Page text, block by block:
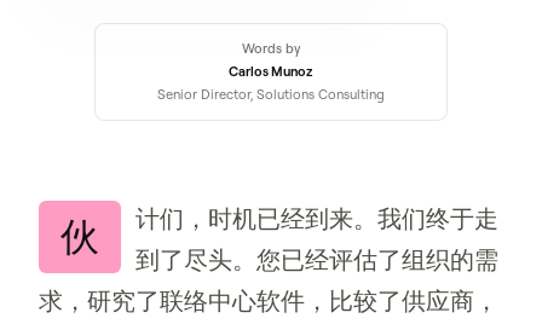
Words by
Carlos Munoz
Senior Director, Solutions Consulting
伙
计们，时机已经到来。我们终于走
到了尽头。您已经评估了组织的需
求，研究了联络中心软件，比较了供应商，